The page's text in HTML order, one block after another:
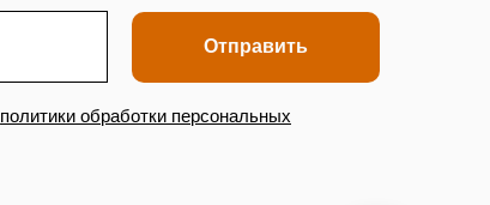
политики обработки персональных
Отправить